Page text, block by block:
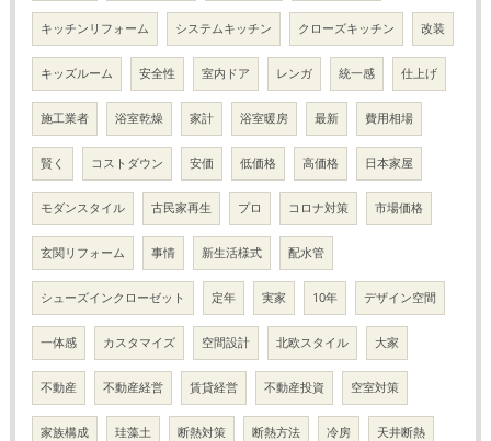
キッチンリフォーム システムキッチン クローズキッチン 改装
キッズルーム 安全性 室内ドア レンガ 統一感 仕上げ
施工業者 浴室乾燥 家計 浴室暖房 最新 費用相場
賢く コストダウン 安価 低価格 高価格 日本家屋
モダンスタイル 古民家再生 プロ コロナ対策 市場価格
玄関リフォーム 事情 新生活様式 配水管
シューズインクローゼット 定年 実家 10年 デザイン空間
一体感 カスタマイズ 空間設計 北欧スタイル 大家
不動産 不動産経営 賃貸経営 不動産投資 空室対策
家族構成 珪藻土 断熱対策 断熱方法 冷房 天井断熱